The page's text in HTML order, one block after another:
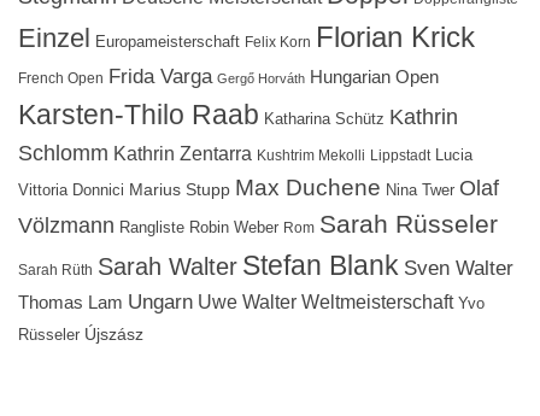
Einzel Europameisterschaft Felix Korn Florian Krick
French Open Frida Varga Gergő Horváth Hungarian Open
Karsten-Thilo Raab Katharina Schütz Kathrin
Schlomm Kathrin Zentarra Kushtrim Mekolli Lippstadt Lucia
Vittoria Donnici Marius Stupp Max Duchene Nina Twer Olaf
Völzmann Rangliste Robin Weber Rom Sarah Rüsseler
Sarah Rüth Sarah Walter Stefan Blank Sven Walter
Thomas Lam Ungarn Uwe Walter Weltmeisterschaft Yvo
Rüsseler Újszász